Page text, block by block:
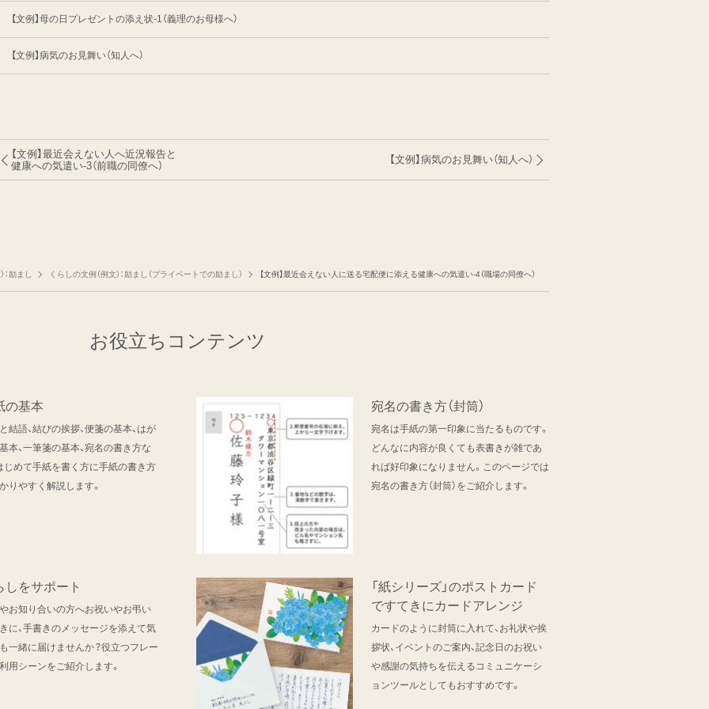
【文例】母の日プレゼントの添え状-1（義理のお母様へ）
【文例】病気のお見舞い（知人へ）
【文例】最近会えない人へ近況報告と
健康への気遣い-3（前職の同僚へ）
【文例】病気のお見舞い（知人へ）
励まし くらしの文例（例文）：励まし（プライベートでの励まし） 【文例】最近会えない人に送る宅配便に添える健康への気遣い-4（職場の同僚へ）
お役立ちコンテンツ
の基本
結語、結びの挨拶、便箋の基本、はが
本、一筆箋の基本、宛名の書き方な
じめて手紙を書く方に手紙の書き方
りやすく解説します。
宛名の書き方（封筒）
宛名は手紙の第一印象に当たるものです。
どんなに内容が良くても表書きが雑であ
れば好印象になりません。このページでは
宛名の書き方（封筒）をご紹介します。
しをサポート
お知り合いの方へお祝いやお弔い
に、手書きのメッセージを添えて気
一緒に届けませんか？役立つフレー
用シーンをご紹介します。
「紙シリーズ」のポストカード
ですてきにカードアレンジ
カードのように封筒に入れて、お礼状や挨
拶状、イベントのご案内、記念日のお祝い
や感謝の気持ちを伝えるコミュニケーシ
ョンツールとしてもおすすめです。